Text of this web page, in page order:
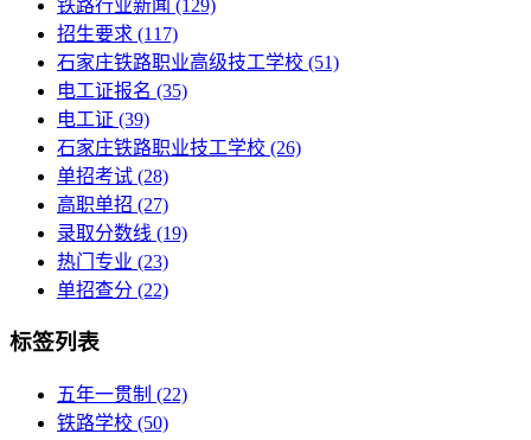
铁路行业新闻 (129)
招生要求 (117)
石家庄铁路职业高级技工学校​ (51)
电工证报名 (35)
电工证 (39)
石家庄铁路职业技工学校 (26)
单招考试 (28)
高职单招 (27)
录取分数线 (19)
热门专业 (23)
单招查分 (22)
标签列表
五年一贯制 (22)
铁路学校 (50)